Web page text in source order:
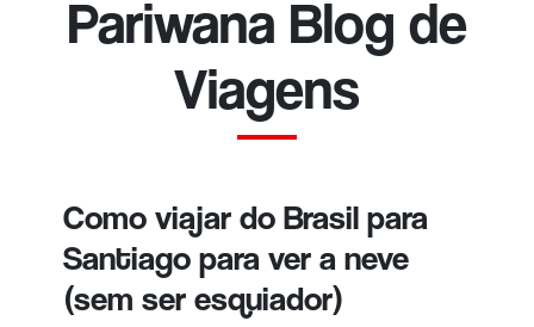
Pariwana Blog de
Viagens
Como viajar do Brasil para
Santiago para ver a neve
(sem ser esquiador)